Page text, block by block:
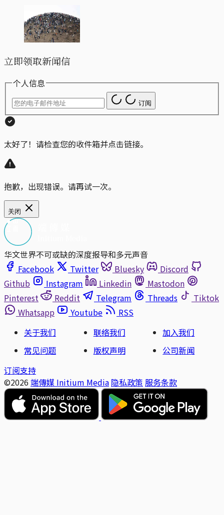
立即领取新闻信
个人信息
订阅
太好了！请检查您的收件箱并点击链接。
抱歉，出现错误。请再试一次。
关闭
华文世界不可或缺的深度报导和多元声音
Facebook
Twitter Bluesky
Discord
Github
Instagram Linkedin
Mastodon
Pinterest
Reddit Telegram Threads
Tiktok
Whatsapp
Youtube
RSS
关于我们
联络我们
加入我们
常见问题
版权声明
公司新闻
订阅支持
©2026 端傳媒 Initium Media 隐私政策 服务条款